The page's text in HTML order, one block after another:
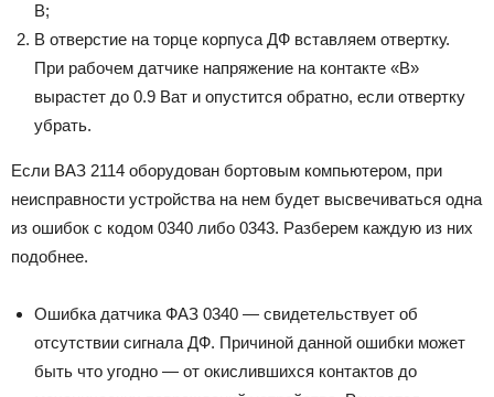
В;
В отверстие на торце корпуса ДФ вставляем отвертку.
При рабочем датчике напряжение на контакте «В»
вырастет до 0.9 Ват и опустится обратно, если отвертку
убрать.
Если ВАЗ 2114 оборудован бортовым компьютером, при
неисправности устройства на нем будет высвечиваться одна
из ошибок с кодом 0340 либо 0343. Разберем каждую из них
подобнее.
Ошибка датчика ФАЗ 0340 — свидетельствует об
отсутствии сигнала ДФ. Причиной данной ошибки может
быть что угодно — от окислившихся контактов до